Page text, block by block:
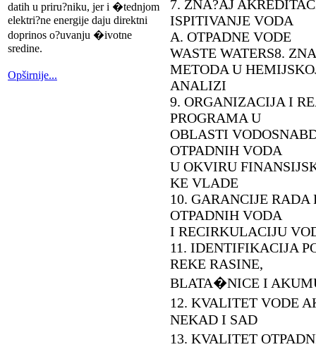
datih u priru?niku, jer i �tednjom
elektri?ne energije daju direktni
doprinos o?uvanju �ivotne
sredine.
Opširnije...
7. ZNA?AJ
ISPITIVANJE VODA
A. OTPADNE VODE
WASTE WATERS8.
METODA U
ANALIZI
9. ORGANIZACIJA I
PROGRAMA U
OBLASTI
OTPADNIH VODA
U OKVIRU
KE VLADE
10. GARANCIJE RADA
OTPADNIH VODA
I RECIRKULACIJU
11. IDENTIFIKACIJA
REKE RASINE,
BLATA�NICE I
12. KVALITET VODE
NEKAD I SAD
13. KVALITET